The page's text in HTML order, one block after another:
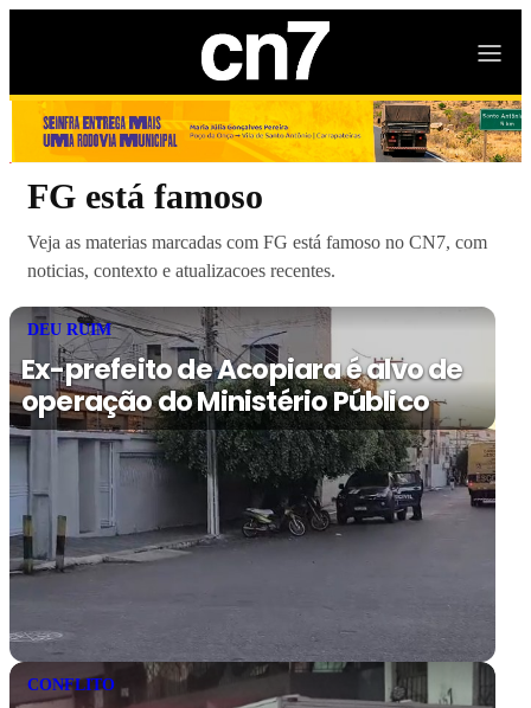
FG está famoso
Veja as materias marcadas com FG está famoso no CN7, com
noticias, contexto e atualizacoes recentes.
DEU RUIM
Ex-prefeito de Acopiara é alvo de
operação do Ministério Público
CONFLITO